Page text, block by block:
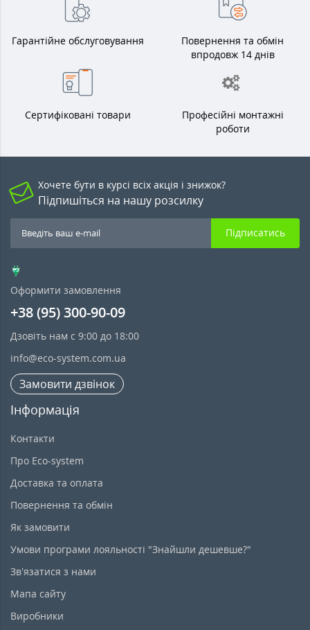
Гарантійне обслуговування
Повернення та обмін
впродовж 14 днів
Сертифіковані товари
Професійні монтажні
роботи
Хочете бути в курсі всіх акція і знижок?
Підпишіться на нашу розсилку
Підписатись
Оформити замовлення
+38 (95) 300-90-09
Дзовіть нам с 9:00 до 18:00
info@eco-system.com.ua
Замовити дзвінок
Інформація
Контакти
Про Eco-system
Доставка та оплата
Повернення та обмін
Як замовити
Умови програми лояльності "Знайшли дешевше?"
Зв’язатися з нами
Мапа сайту
Виробники